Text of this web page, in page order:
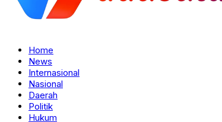
Home
News
Internasional
Nasional
Daerah
Politik
Hukum